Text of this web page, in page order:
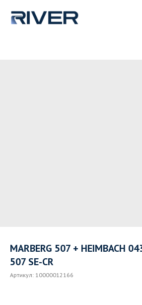
MARBERG 507 + HEIMBACH
507 SE-CR
Артикул: 10000012166